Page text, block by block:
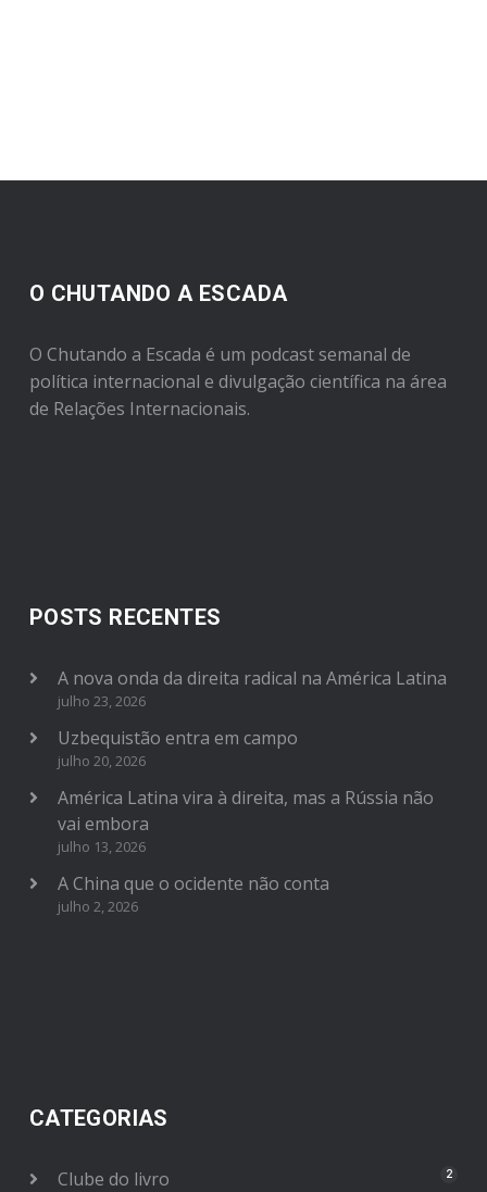
O CHUTANDO A ESCADA
O Chutando a Escada é um podcast semanal de
política internacional e divulgação científica na área
de Relações Internacionais.
POSTS RECENTES
A nova onda da direita radical na América Latina
julho 23, 2026
Uzbequistão entra em campo
julho 20, 2026
América Latina vira à direita, mas a Rússia não
vai embora
julho 13, 2026
A China que o ocidente não conta
julho 2, 2026
CATEGORIAS
Clube do livro 2